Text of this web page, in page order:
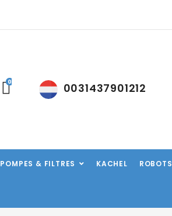
0 0031437901212
POMPES & FILTRES KACHEL ROBOTS